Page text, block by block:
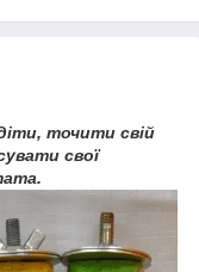
точити свій
свої